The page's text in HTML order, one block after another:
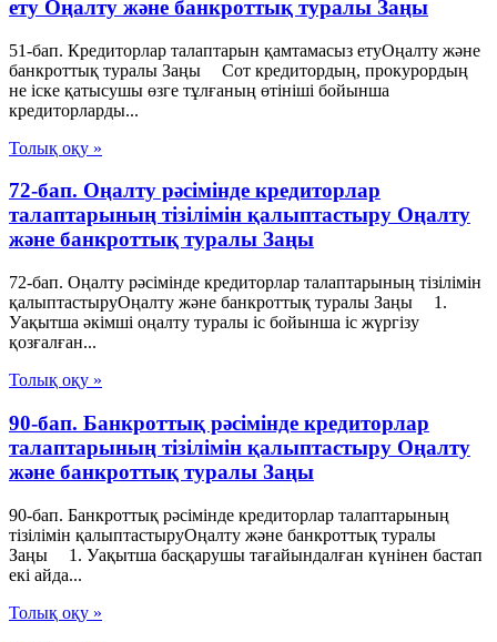
ету Оңалту және банкроттық туралы Заңы
51-бап. Кредиторлар талаптарын қамтамасыз етуОңалту және
банкроттық туралы Заңы Сот кредитордың, прокурордың
не iске қатысушы өзге тұлғаның өтiнiшi бойынша
кредиторларды...
Толық оқу »
72-бап. Оңалту рәсімінде кредиторлар
талаптарының тізілімін қалыптастыру Оңалту
және банкроттық туралы Заңы
72-бап. Оңалту рәсімінде кредиторлар талаптарының тізілімін
қалыптастыруОңалту және банкроттық туралы Заңы 1.
Уақытша әкімші оңалту туралы іс бойынша іс жүргізу
қозғалған...
Толық оқу »
90-бап. Банкроттық рәсімінде кредиторлар
талаптарының тізілімін қалыптастыру Оңалту
және банкроттық туралы Заңы
90-бап. Банкроттық рәсімінде кредиторлар талаптарының
тізілімін қалыптастыруОңалту және банкроттық туралы
Заңы 1. Уақытша басқарушы тағайындалған күнінен бастап
екі айда...
Толық оқу »